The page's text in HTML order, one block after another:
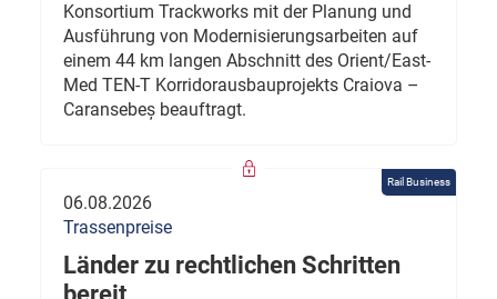
Konsortium Trackworks mit der Planung und
Ausführung von Modernisierungsarbeiten auf
einem 44 km langen Abschnitt des Orient/East-
Med TEN-T Korridorausbauprojekts Craiova –
Caransebeș beauftragt.
Rail Business
06.08.2026
Trassenpreise
Länder zu rechtlichen Schritten